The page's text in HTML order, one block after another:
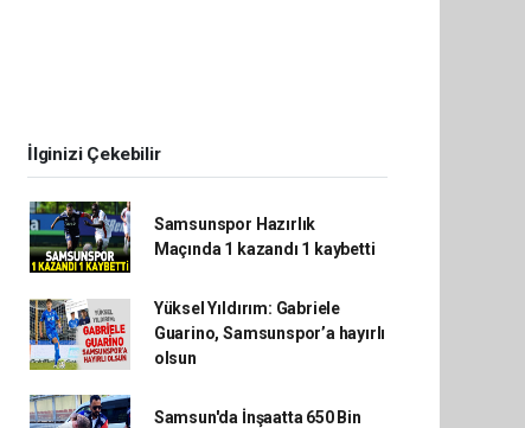
İlginizi Çekebilir
Samsunspor Hazırlık
Maçında 1 kazandı 1 kaybetti
Yüksel Yıldırım: Gabriele
Guarino, Samsunspor’a hayırlı
olsun
Samsun'da İnşaatta 650 Bin